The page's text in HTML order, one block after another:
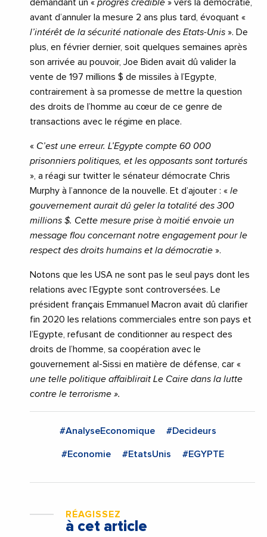
demandant un « progrès crédible » vers la démocratie,
avant d’annuler la mesure 2 ans plus tard, évoquant «
l’intérêt de la sécurité nationale des Etats-Unis ». De
plus, en février dernier, soit quelques semaines après
son arrivée au pouvoir, Joe Biden avait dû valider la
vente de 197 millions $ de missiles à l’Egypte,
contrairement à sa promesse de mettre la question
des droits de l’homme au cœur de ce genre de
transactions avec le régime en place.
« C’est une erreur. L’Egypte compte 60 000
prisonniers politiques, et les opposants sont torturés
», a réagi sur twitter le sénateur démocrate Chris
Murphy à l’annonce de la nouvelle. Et d’ajouter : « le
gouvernement aurait dû geler la totalité des 300
millions $. Cette mesure prise à moitié envoie un
message flou concernant notre engagement pour le
respect des droits humains et la démocratie ».
Notons que les USA ne sont pas le seul pays dont les
relations avec l’Egypte sont controversées. Le
président français Emmanuel Macron avait dû clarifier
fin 2020 les relations commerciales entre son pays et
l’Egypte, refusant de conditionner au respect des
droits de l’homme, sa coopération avec le
gouvernement al-Sissi en matière de défense, car «
une telle politique affaiblirait Le Caire dans la lutte
contre le terrorisme ».
#AnalyseEconomique #Decideurs
#Economie #EtatsUnis #EGYPTE
RÉAGISSEZ
à cet article